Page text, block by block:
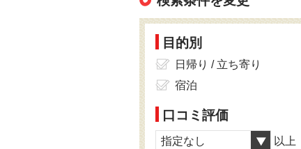
目的別
日帰り / 立ち寄り
宿泊
口コミ評価
指定なし 以上